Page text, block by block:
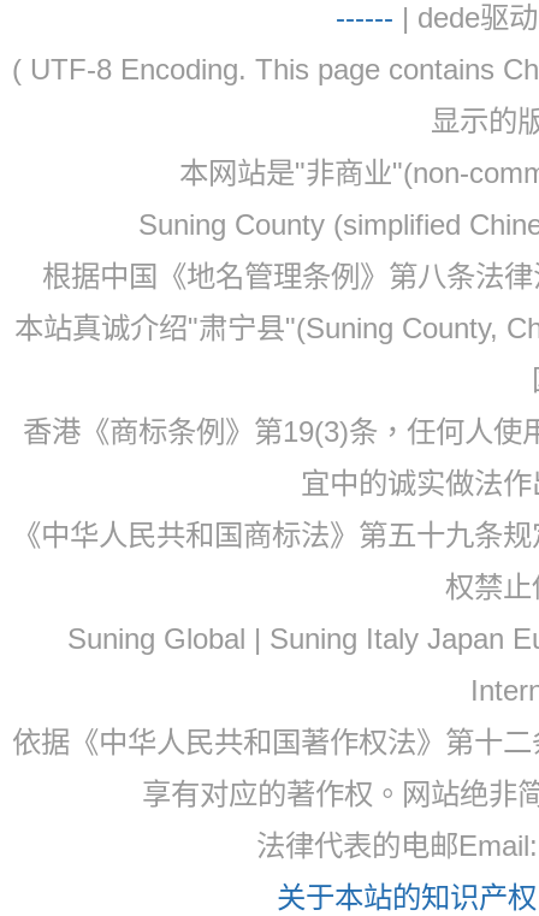
------ | dede驱
( UTF-8 Encoding. This page contains
显示的
本网站是"非商业"(non-
Suning County (simplified
根据中国《地名管理条例》第八条法
本站真诚介绍"肃宁县"(Suning County,
香港《商标条例》第19(3)条，任何人
宜中的诚实做法
《中华人民共和国商标法》第五十九条
权禁
Suning Global | Suning Italy Japan
依据《中华人民共和国著作权法》第十
享有对应的著作权。网站绝非
法律代表的电邮
关于本站的知识产